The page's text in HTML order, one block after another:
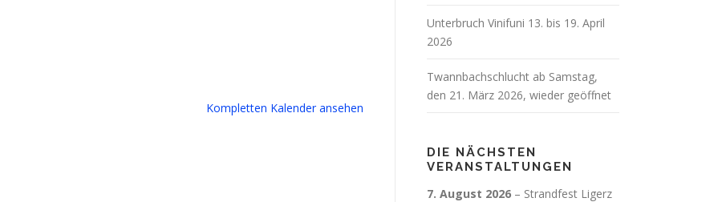
Kompletten Kalender ansehen
Unterbruch Vinifuni 13. bis 19. April
2026
Twannbachschlucht ab Samstag,
den 21. März 2026, wieder geöffnet
DIE NÄCHSTEN
VERANSTALTUNGEN
7. August 2026 – Strandfest Ligerz